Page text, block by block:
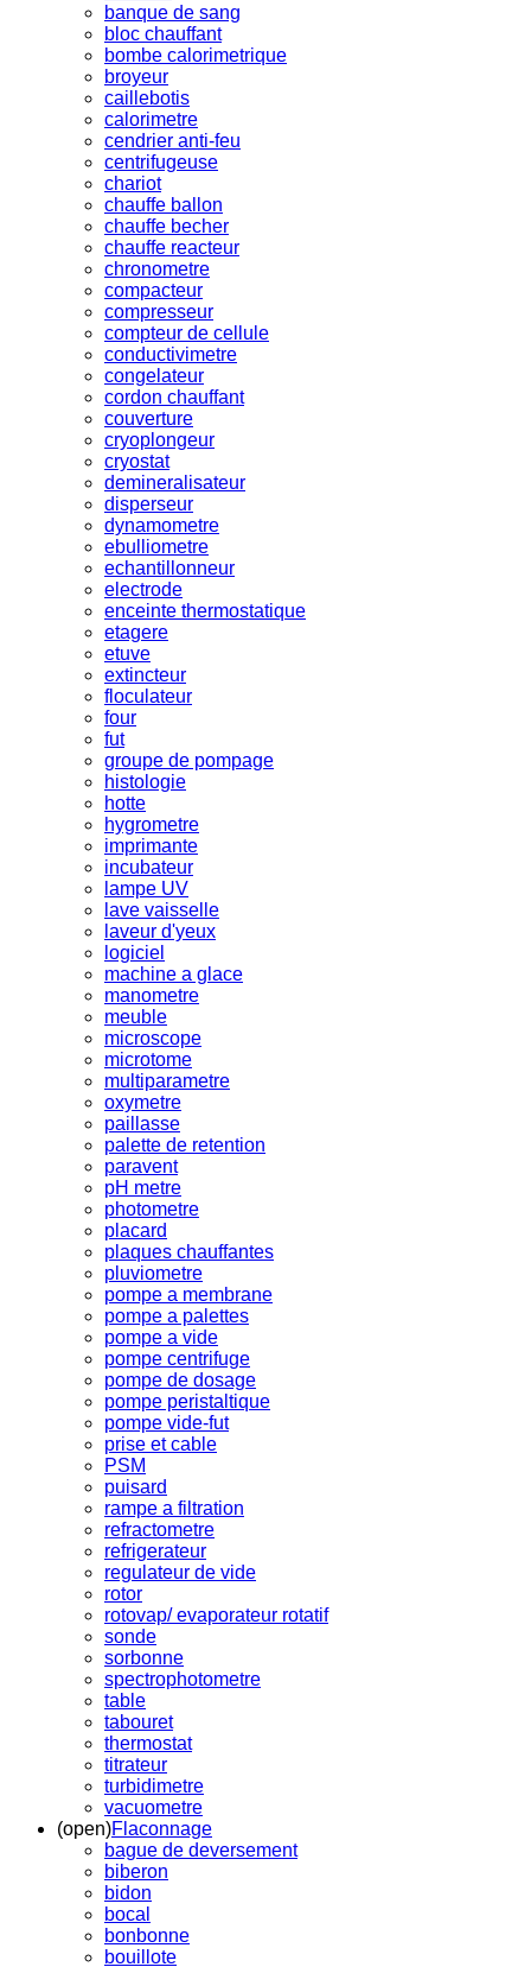
banque de sang
bloc chauffant
bombe calorimetrique
broyeur
caillebotis
calorimetre
cendrier anti-feu
centrifugeuse
chariot
chauffe ballon
chauffe becher
chauffe reacteur
chronometre
compacteur
compresseur
compteur de cellule
conductivimetre
congelateur
cordon chauffant
couverture
cryoplongeur
cryostat
demineralisateur
disperseur
dynamometre
ebulliometre
echantillonneur
electrode
enceinte thermostatique
etagere
etuve
extincteur
floculateur
four
fut
groupe de pompage
histologie
hotte
hygrometre
imprimante
incubateur
lampe UV
lave vaisselle
laveur d'yeux
logiciel
machine a glace
manometre
meuble
microscope
microtome
multiparametre
oxymetre
paillasse
palette de retention
paravent
pH metre
photometre
placard
plaques chauffantes
pluviometre
pompe a membrane
pompe a palettes
pompe a vide
pompe centrifuge
pompe de dosage
pompe peristaltique
pompe vide-fut
prise et cable
PSM
puisard
rampe a filtration
refractometre
refrigerateur
regulateur de vide
rotor
rotovap/ evaporateur rotatif
sonde
sorbonne
spectrophotometre
table
tabouret
thermostat
titrateur
turbidimetre
vacuometre
(open)Flaconnage
bague de deversement
biberon
bidon
bocal
bonbonne
bouillote